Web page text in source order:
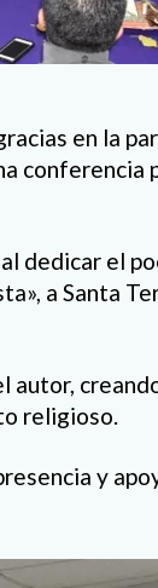
en la
conferencia
dedicar el
a Santa
religioso.
y